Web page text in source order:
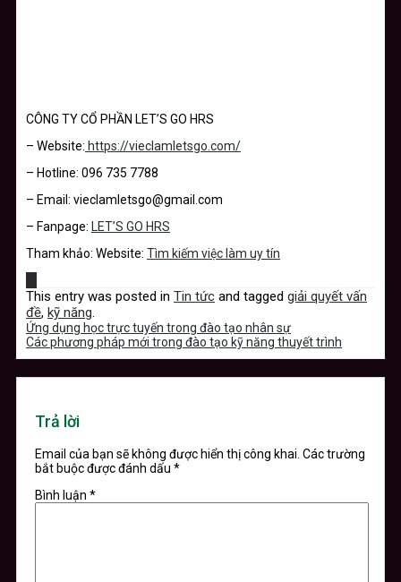
CÔNG TY CỔ PHẦN LET’S GO HRS
– Website: https://vieclamletsgo.com/
– Hotline: 096 735 7788
– Email: vieclamletsgo@gmail.com
– Fanpage: LET’S GO HRS
Tham khảo: Website: Tìm kiếm việc làm uy tín
This entry was posted in Tin tức and tagged giải quyết vấn
đề, kỹ năng.
Ứng dụng học trực tuyến trong đào tạo nhân sự
Các phương pháp mới trong đào tạo kỹ năng thuyết trình
Trả lời
Email của bạn sẽ không được hiển thị công khai. Các trường
bắt buộc được đánh dấu *
Bình luận *